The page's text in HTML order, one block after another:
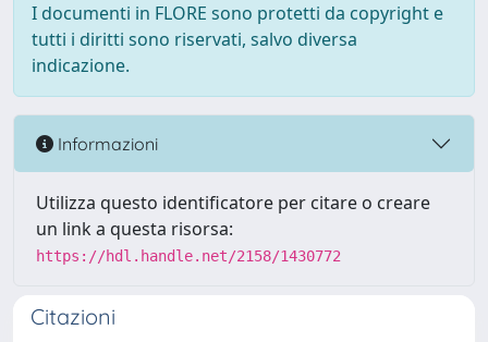
I documenti in FLORE sono protetti da copyright e
tutti i diritti sono riservati, salvo diversa
indicazione.
Informazioni
Utilizza questo identificatore per citare o creare
un link a questa risorsa:
https://hdl.handle.net/2158/1430772
Citazioni